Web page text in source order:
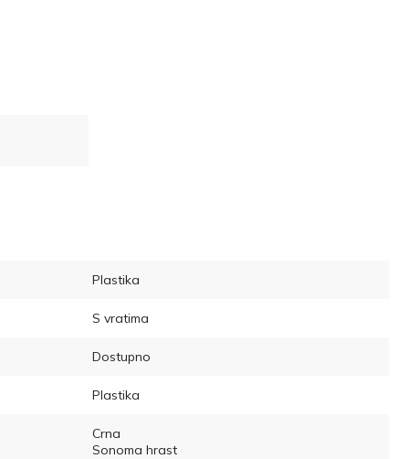
Plastika
S vratima
Dostupno
Plastika
Crna
Sonoma hrast